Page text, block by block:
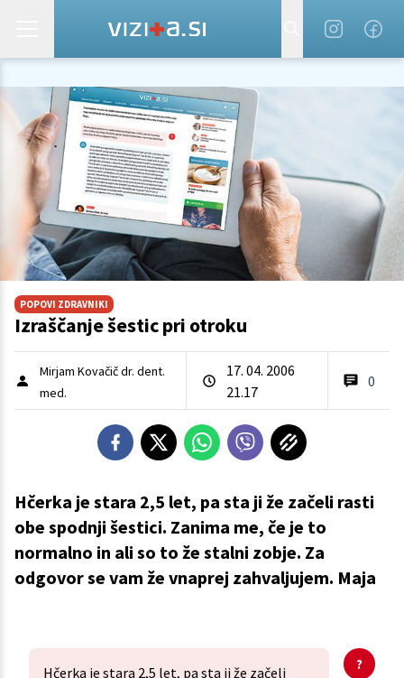
POPOVI ZDRAVNIKI
Izraščanje šestic pri otroku
Mirjam Kovačič dr. dent.
med.
17. 04. 2006
21.17
0
Hčerka je stara 2,5 let, pa sta ji že začeli rasti
obe spodnji šestici. Zanima me, če je to
normalno in ali so to že stalni zobje. Za
odgovor se vam že vnaprej zahvaljujem. Maja
Hčerka je stara 2,5 let, pa sta ji že začeli